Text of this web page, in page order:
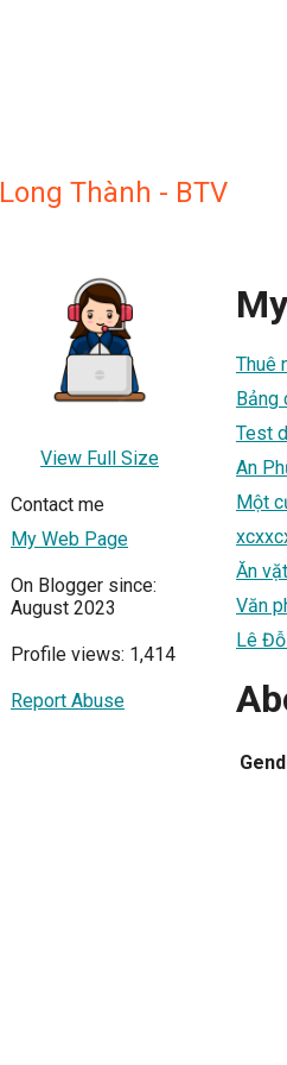
Long Thành - BTV
View Full Size
Contact me
My Web Page
On Blogger since:
August 2023
Profile views: 1,414
Report Abuse
Thuê
Bảng
Test
An
Một
Ăn
Văn
Lê